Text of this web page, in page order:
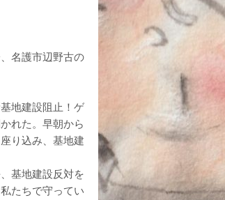
名護市辺野古の
地建設阻止！ゲ
れた。早朝から
り込み、基地建
基地建設反対を
たちで守ってい